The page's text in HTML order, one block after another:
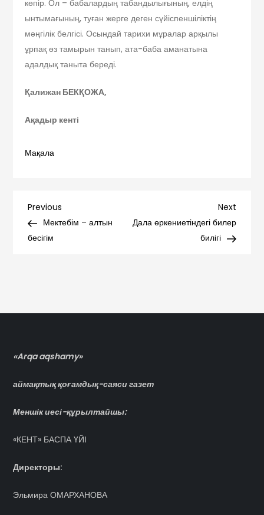
көпір. Ол – бабалардың табандылығының, елдің
ынтымағының, туған жерге деген сүйіспеншіліктің
мәңгілік белгісі. Осындай тарихи мұралар арқылы
ұрпақ өз тамырын танып, ата-баба аманатына
адалдық таныта береді.
Қалижан БЕКҚОЖА,
Ақадыр кенті
Мақала
Навигация
по
Previous
Post
Previous
Мектебім – алтын
бесігім
Next
Post
Next
Дала өркениетіндегі билер
билігі
«Arqa aqshamy»
аймақтық қоғамдық-саяси газет
Меншік иесі-құрылтайшы:
«КЕНТ» БАСПА ҮЙІ
Директоры:
Эльмира ОМАРХАНОВА